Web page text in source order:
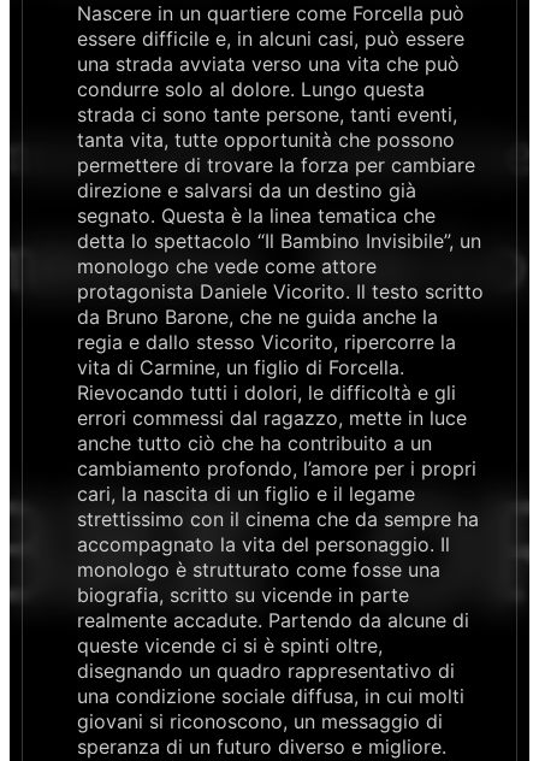
Nascere in un quartiere come Forcella può
essere difficile e, in alcuni casi, può essere
una strada avviata verso una vita che può
condurre solo al dolore. Lungo questa
strada ci sono tante persone, tanti eventi,
tanta vita, tutte opportunità che possono
permettere di trovare la forza per cambiare
direzione e salvarsi da un destino già
segnato. Questa è la linea tematica che
detta lo spettacolo “Il Bambino Invisibile”, un
monologo che vede come attore
protagonista Daniele Vicorito. Il testo scritto
da Bruno Barone, che ne guida anche la
regia e dallo stesso Vicorito, ripercorre la
vita di Carmine, un figlio di Forcella.
Rievocando tutti i dolori, le difficoltà e gli
errori commessi dal ragazzo, mette in luce
anche tutto ciò che ha contribuito a un
cambiamento profondo, l’amore per i propri
cari, la nascita di un figlio e il legame
strettissimo con il cinema che da sempre ha
accompagnato la vita del personaggio. Il
monologo è strutturato come fosse una
biografia, scritto su vicende in parte
realmente accadute. Partendo da alcune di
queste vicende ci si è spinti oltre,
disegnando un quadro rappresentativo di
una condizione sociale diffusa, in cui molti
giovani si riconoscono, un messaggio di
speranza di un futuro diverso e migliore.